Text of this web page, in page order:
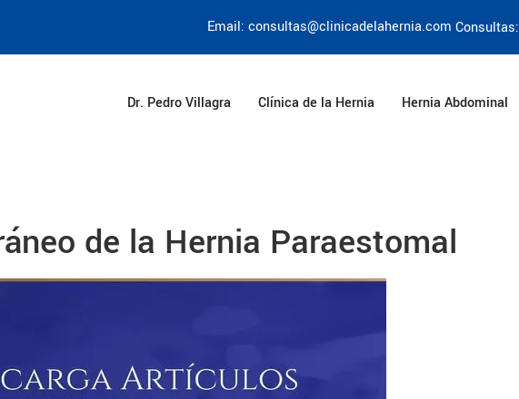
Consultas:
Email: consultas@clinicadelahernia.com
Dr. Pedro Villagra Clínica de la Hernia Hernia Abdominal
de la Hernia Paraestomal